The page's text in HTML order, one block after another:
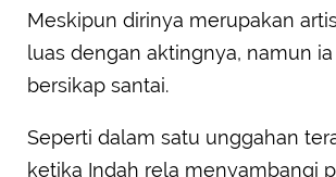
Meskipun dirinya merupakan
luas dengan aktingnya, namun
bersikap santai.
Seperti dalam satu unggahan
ketika Indah rela menyambangi